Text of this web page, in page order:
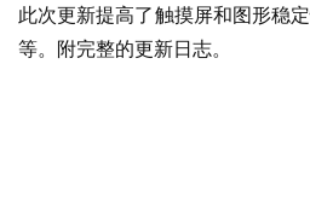
此次更新提高了触摸屏和图形稳
等。附完整的更新日志。